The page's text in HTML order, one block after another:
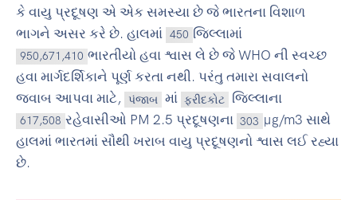
કે વાયુ પ્રદૂષણ એ એક સમસ્યા છે જે ભારતના વિશાળ
ભાગને અસર કરે છે. હાલમાં 450 જિલ્લામાં
950,671,410 ભારતીયો હવા શ્વાસ લે છે જે WHO ની સ્વચ્છ
હવા માર્ગદર્શિકાને પૂર્ણ કરતા નથી. પરંતુ તમારા સવાલનો
જવાબ આપવા માટે,
પંજાબ માં ફરીદકોટ જિલ્લાના
617,508 રહેવાસીઓ PM 2.5 પ્રદૂષણના 303 µg/m3 સાથે
હાલમાં ભારતમાં સૌથી ખરાબ વાયુ પ્રદૂષણનો શ્વાસ લઈ રહ્યા
છે.